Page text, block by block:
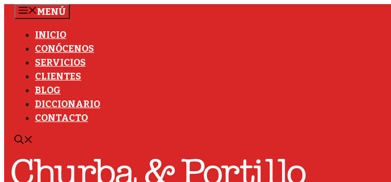
Saltar
contenido
MENÚ
INICIO
CONÓCENOS
SERVICIOS
CLIENTES
BLOG
DICCIONARIO
CONTACTO